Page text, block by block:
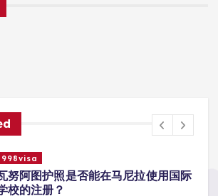
998visa
努阿图护照是否能在马尼拉使用国际
校的注册？